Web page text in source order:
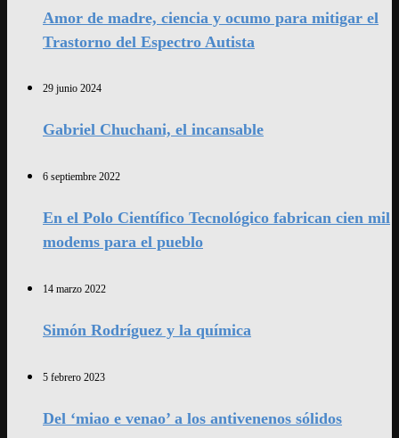
Amor de madre, ciencia y ocumo para mitigar el
Trastorno del Espectro Autista
29 junio 2024
Gabriel Chuchani, el incansable
6 septiembre 2022
En el Polo Científico Tecnológico fabrican cien mil
modems para el pueblo
14 marzo 2022
Simón Rodríguez y la química
5 febrero 2023
Del ‘miao e venao’ a los antivenenos sólidos